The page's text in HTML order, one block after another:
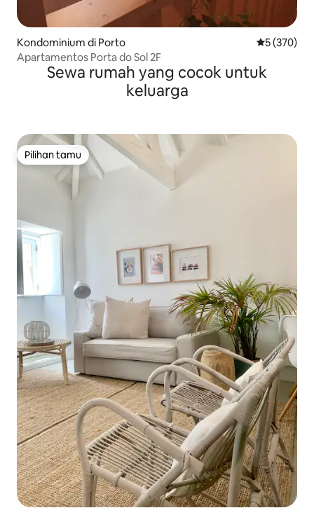
Kondominium di Porto Nilai rata-
5 (370)
Apartamentos Porta do Sol 2F
Sewa rumah yang cocok untuk
keluarga
Pilihan tamu
Pilihan tamu